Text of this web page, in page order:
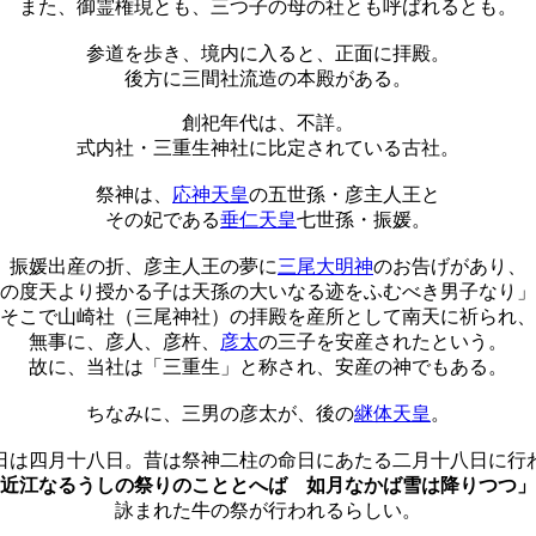
また、御霊権現とも、三つ子の母の社とも呼ばれるとも。
参道を歩き、境内に入ると、正面に拝殿。
後方に三間社流造の本殿がある。
創祀年代は、不詳。
式内社・三重生神社に比定されている古社。
祭神は、 応神天皇の五世孫・彦主人王と
その妃である垂仁天皇七世孫・振媛。
振媛出産の折、彦主人王の夢に三尾大明神のお告げがあり、
の度天より授かる子は天孫の大いなる迹をふむべき男子なり
そこで山崎社（三尾神社）の拝殿を産所として南天に祈られ、
無事に、彦人、彦杵、
彦太の三子を安産されたという。
故に、当社は「三重生」と称され、安産の神でもある。
ちなみに、三男の彦太が、後の継体天皇 。
は四月十八日。昔は祭神二柱の命日にあたる二月十八日に行
近江なるうしの祭りのこととへば 如月なかば雪は降りつつ」
詠まれた牛の祭が行われるらしい。